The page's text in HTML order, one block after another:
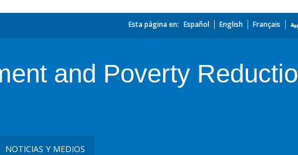
Esta página en: Español English Français
and Poverty
NOTICIAS Y MEDIOS